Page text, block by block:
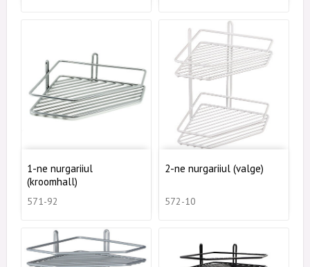
1-ne nurgariiul
(kroomhall)
571-92
2-ne nurgariiul (valge)
572-10